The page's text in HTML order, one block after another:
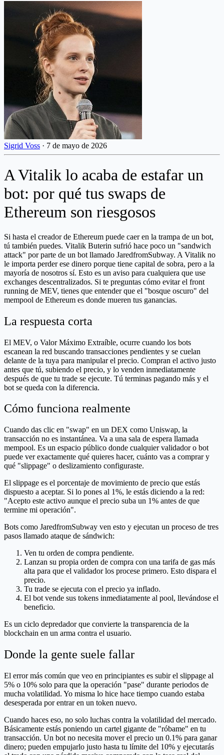
Sigrid Voss · 7 de mayo de 2026
A Vitalik lo acaba de estafar un
bot: por qué tus swaps de
Ethereum son riesgosos
Si hasta el creador de Ethereum puede caer en la trampa de un bot,
tú también puedes. Vitalik Buterin sufrió hace poco un "sandwich
attack" por parte de un bot llamado JaredfromSubway. A Vitalik no
le importa perder ese dinero porque tiene capital de sobra, pero a la
mayoría de nosotros sí. Esto es un aviso para cualquiera que use
exchanges descentralizados. Si te preguntas cómo evitar el front
running de MEV, tienes que entender que el "bosque oscuro" del
mempool de Ethereum es donde mueren tus ganancias.
La respuesta corta
El MEV, o Valor Máximo Extraíble, ocurre cuando los bots
escanean la red buscando transacciones pendientes y se cuelan
delante de la tuya para manipular el precio. Compran el activo justo
antes que tú, subiendo el precio, y lo venden inmediatamente
después de que tu trade se ejecute. Tú terminas pagando más y el
bot se queda con la diferencia.
Cómo funciona realmente
Cuando das clic en "swap" en un DEX como Uniswap, la
transacción no es instantánea. Va a una sala de espera llamada
mempool. Es un espacio público donde cualquier validador o bot
puede ver exactamente qué quieres hacer, cuánto vas a comprar y
qué "slippage" o deslizamiento configuraste.
El slippage es el porcentaje de movimiento de precio que estás
dispuesto a aceptar. Si lo pones al 1%, le estás diciendo a la red:
"Acepto este activo aunque el precio suba un 1% antes de que
termine mi operación".
Bots como JaredfromSubway ven esto y ejecutan un proceso de tres
pasos llamado ataque de sándwich:
Ven tu orden de compra pendiente.
Lanzan su propia orden de compra con una tarifa de gas más
alta para que el validador los procese primero. Esto dispara el
precio.
Tu trade se ejecuta con el precio ya inflado.
El bot vende sus tokens inmediatamente al pool, llevándose el
beneficio.
Es un ciclo depredador que convierte la transparencia de la
blockchain en un arma contra el usuario.
Donde la gente suele fallar
El error más común que veo en principiantes es subir el slippage al
5% o 10% solo para que la operación "pase" durante periodos de
mucha volatilidad. Yo misma lo hice hace tiempo cuando estaba
desesperada por entrar en un token nuevo.
Cuando haces eso, no solo luchas contra la volatilidad del mercado.
Básicamente estás poniendo un cartel gigante de "róbame" en tu
transacción. Un bot no necesita mover el precio un 0.1% para ganar
dinero; pueden empujarlo justo hasta tu límite del 10% y ejecutarás